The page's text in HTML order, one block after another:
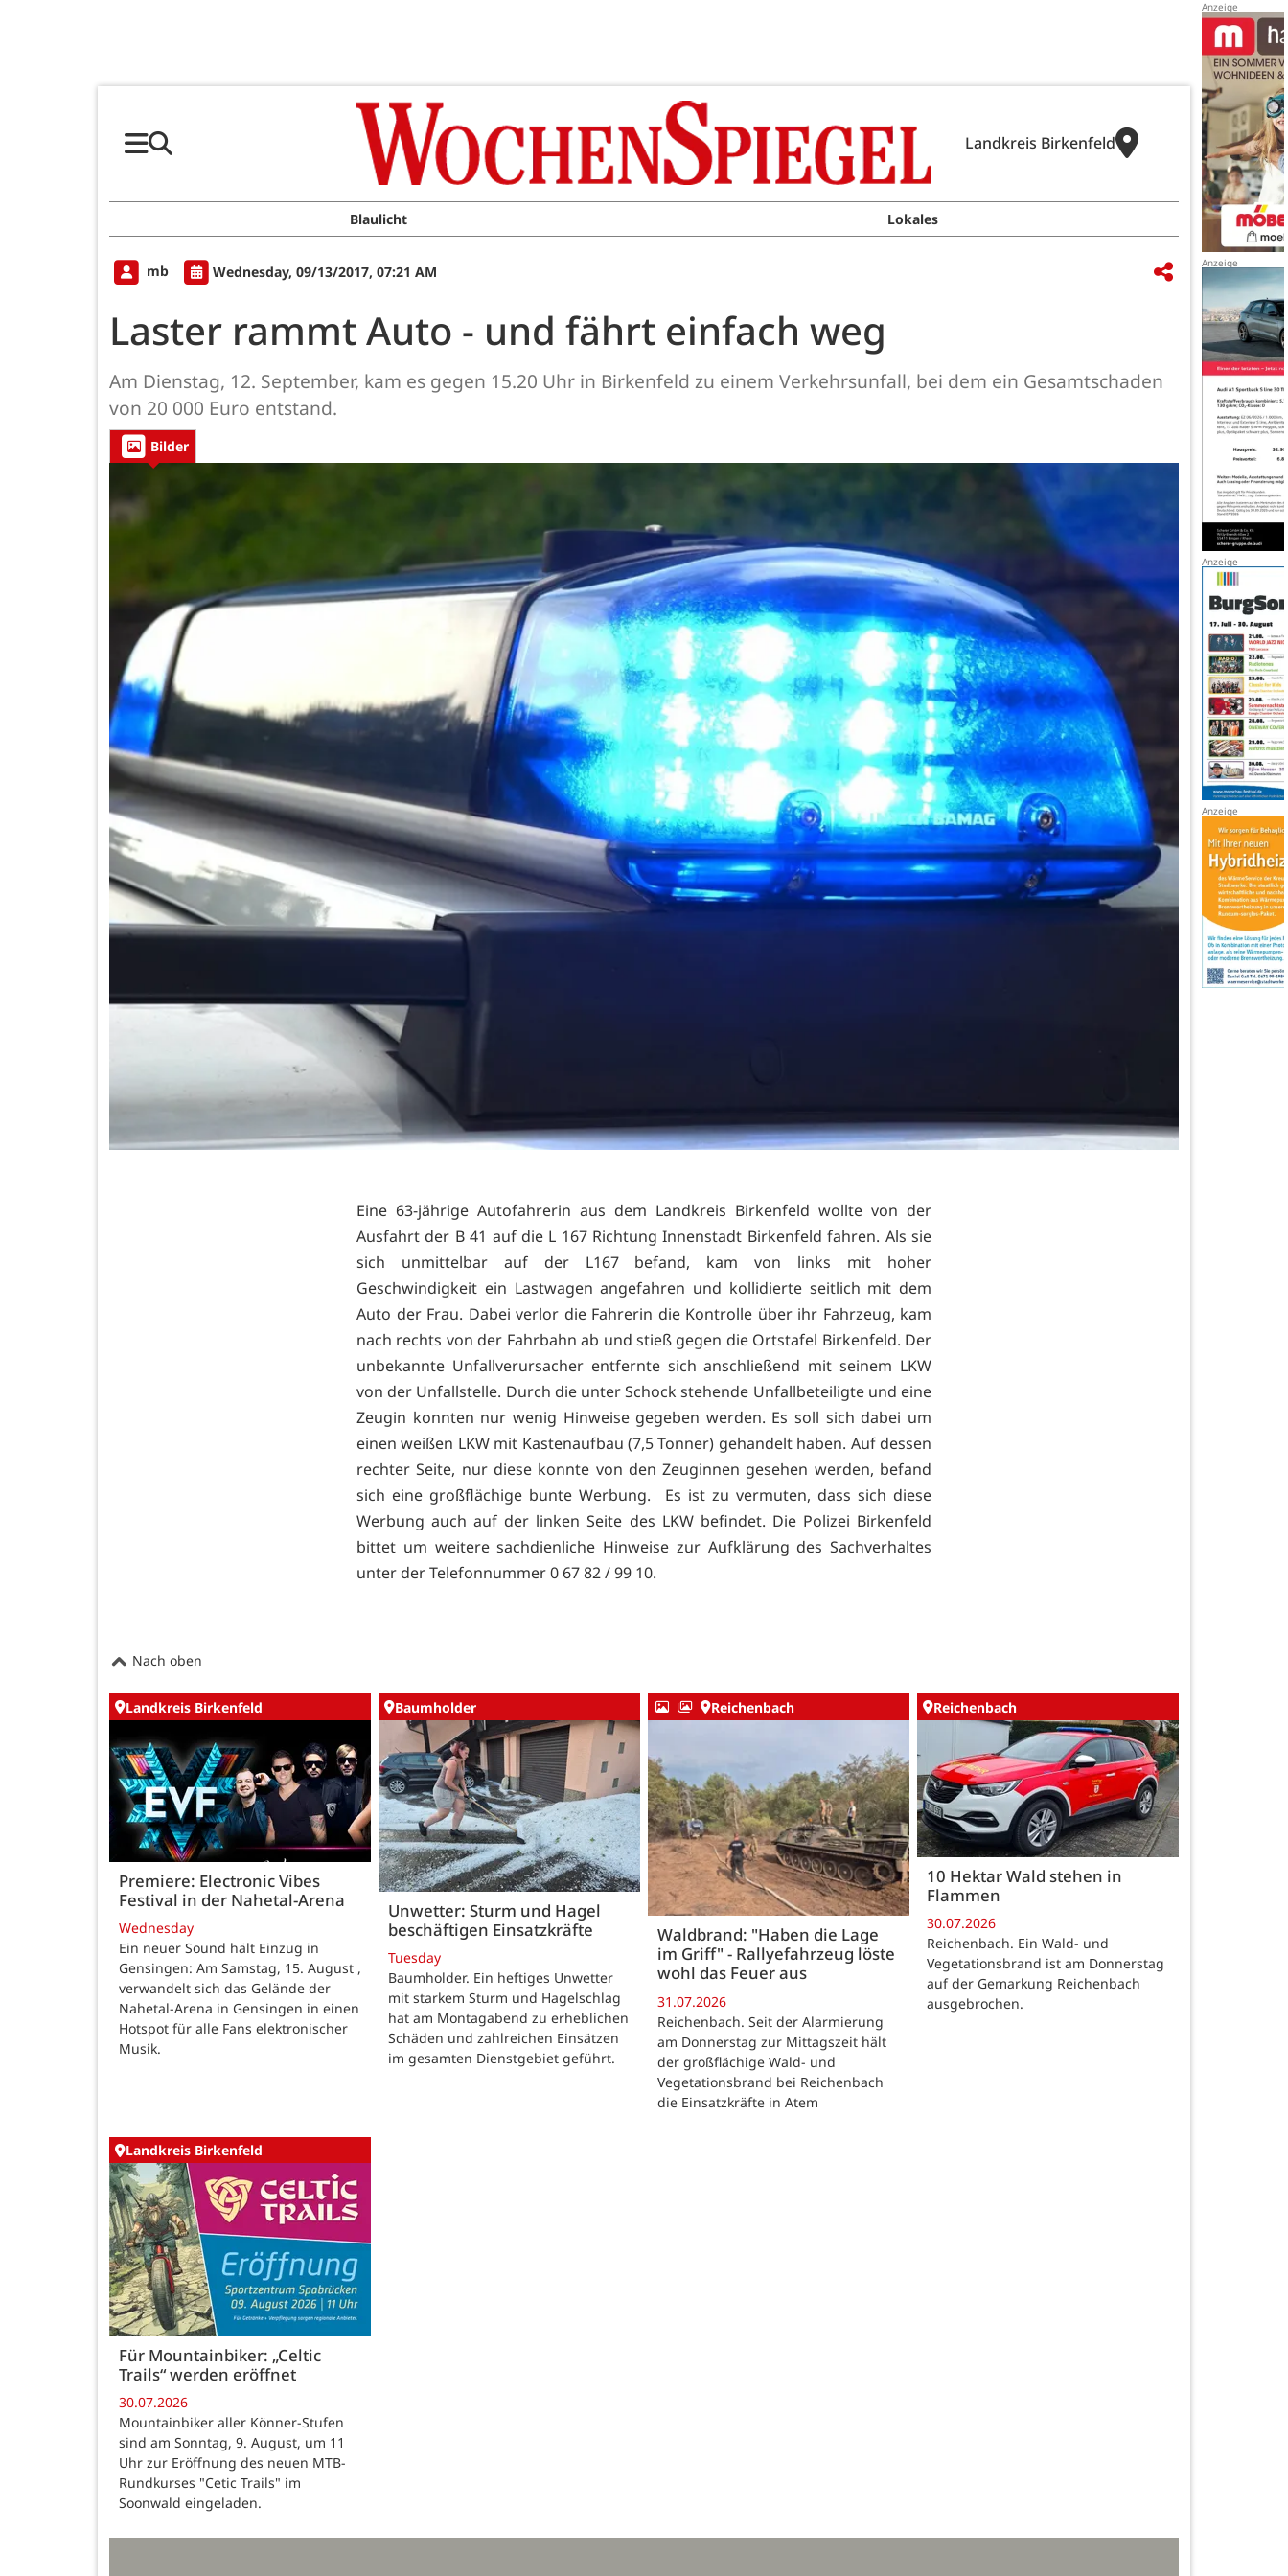
Landkreis Birkenfeld
Blaulicht Lokales
mb Wednesday, 09/13/2017, 07:21 AM
Laster rammt Auto - und fährt einfach weg
Am Dienstag, 12. September, kam es gegen 15.20 Uhr in Birkenfeld zu einem Verkehrsunfall, bei dem ein Gesamtschaden
von 20 000 Euro entstand.
Bilder
Eine 63-jährige Autofahrerin aus dem Landkreis Birkenfeld wollte von der
Ausfahrt der B 41 auf die L 167 Richtung Innenstadt Birkenfeld fahren. Als sie
sich unmittelbar auf der L167 befand, kam von links mit hoher
Geschwindigkeit ein Lastwagen angefahren und kollidierte seitlich mit dem
Auto der Frau. Dabei verlor die Fahrerin die Kontrolle über ihr Fahrzeug, kam
nach rechts von der Fahrbahn ab und stieß gegen die Ortstafel Birkenfeld. Der
unbekannte Unfallverursacher entfernte sich anschließend mit seinem LKW
von der Unfallstelle. Durch die unter Schock stehende Unfallbeteiligte und eine
Zeugin konnten nur wenig Hinweise gegeben werden. Es soll sich dabei um
einen weißen LKW mit Kastenaufbau (7,5 Tonner) gehandelt haben. Auf dessen
rechter Seite, nur diese konnte von den Zeuginnen gesehen werden, befand
sich eine großflächige bunte Werbung. Es ist zu vermuten, dass sich diese
Werbung auch auf der linken Seite des LKW befindet. Die Polizei Birkenfeld
bittet um weitere sachdienliche Hinweise zur Aufklärung des Sachverhaltes
unter der Telefonnummer 0 67 82 / 99 10.
Nach oben
Landkreis Birkenfeld
Premiere: Electronic Vibes
Festival in der Nahetal-Arena
Wednesday
Ein neuer Sound hält Einzug in
Gensingen: Am Samstag, 15. August ,
verwandelt sich das Gelände der
Nahetal-Arena in Gensingen in einen
Hotspot für alle Fans elektronischer
Musik.
Baumholder
Unwetter: Sturm und Hagel
beschäftigen Einsatzkräfte
Tuesday
Baumholder. Ein heftiges Unwetter
mit starkem Sturm und Hagelschlag
hat am Montagabend zu erheblichen
Schäden und zahlreichen Einsätzen
im gesamten Dienstgebiet geführt.
Reichenbach
Waldbrand: "Haben die Lage
im Griff" - Rallyefahrzeug löste
wohl das Feuer aus
31.07.2026
Reichenbach. Seit der Alarmierung
am Donnerstag zur Mittagszeit hält
der großflächige Wald- und
Vegetationsbrand bei Reichenbach
die Einsatzkräfte in Atem
Reichenbach
10 Hektar Wald stehen in
Flammen
30.07.2026
Reichenbach. Ein Wald- und
Vegetationsbrand ist am Donnerstag
auf der Gemarkung Reichenbach
ausgebrochen.
Landkreis Birkenfeld
Für Mountainbiker: „Celtic
Trails“ werden eröffnet
30.07.2026
Mountainbiker aller Könner-Stufen
sind am Sonntag, 9. August, um 11
Uhr zur Eröffnung des neuen MTB-
Rundkurses "Cetic Trails" im
Soonwald eingeladen.